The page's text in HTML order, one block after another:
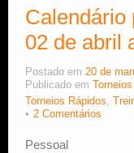
Fique Sócio
Quem Somos?
Calendário
Estude Xadrez
Calendário
02 de abril
Postado em 20 de
Publicado em
Torneios Rápidos,
2 Comentários
Pessoal